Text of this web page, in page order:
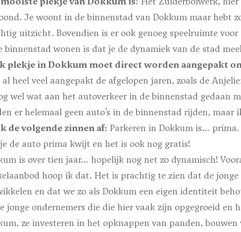
Je woont in de binnenstad van Dokkum maar hebt
uitzicht. Bovendien is er ook genoeg speelruimte
binnenstad wonen is dat je de dynamiek van de stad
plekje in Dokkum moet direct worden aangepakt
al heel veel aangepakt de afgelopen jaren, zoals de
wel wat aan het autoverkeer in de binnenstad gedaan
er helemaal geen auto’s in de binnenstad rijden,
de volgende zinnen af: Parkeren in Dokkum is…
de auto prima kwijt en het is ook nog gratis!
is over tien jaar… hopelijk nog net zo dynamisch!
hoop ik dat. Het is prachtig te zien dat de
en dat we zo als Dokkum een eigen identiteit
jonge ondernemers die die hier vaak zijn opgegroeid en
ze investeren in het opknappen van panden,